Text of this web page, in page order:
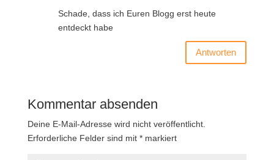
Schade, dass ich Euren Blogg erst heute
entdeckt habe
Antworten
Kommentar absenden
Deine E-Mail-Adresse wird nicht veröffentlicht.
Erforderliche Felder sind mit *markiert